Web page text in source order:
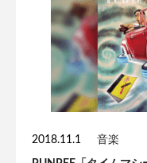
2018.11.1 音楽